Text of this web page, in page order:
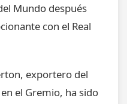
Mundo después
con el Real
exportero del
el Gremio, ha sido